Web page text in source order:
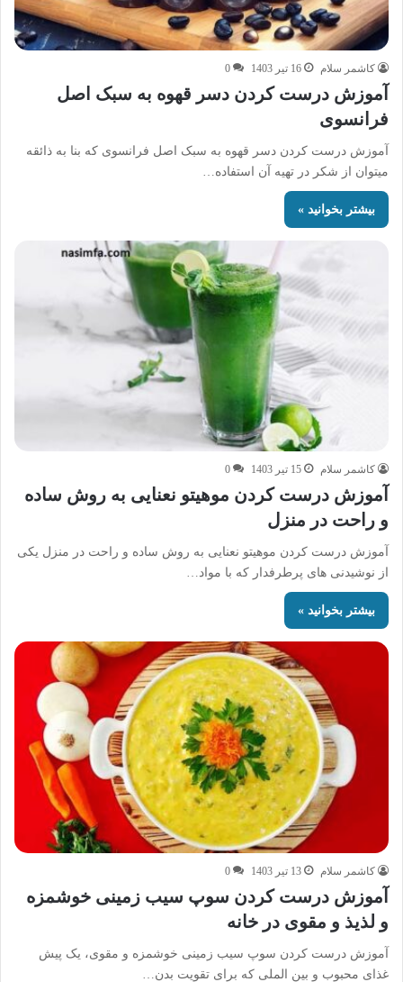
کاشمر سلام 16 تیر 1403 0
آموزش درست کردن دسر قهوه به سبک اصل
فرانسوی
آموزش درست کردن دسر قهوه به سبک اصل فرانسوی که بنا به ذائقه
میتوان از شکر در تهیه آن استفاده…
بیشتر بخوانید »
کاشمر سلام 15 تیر 1403 0
آموزش درست کردن موهیتو نعنایی به روش ساده
و راحت در منزل
آموزش درست کردن موهیتو نعنایی به روش ساده و راحت در منزل یکی
از نوشیدنی های پرطرفدار که با مواد…
بیشتر بخوانید »
کاشمر سلام 13 تیر 1403 0
آموزش درست کردن سوپ سیب زمینی خوشمزه
و لذیذ و مقوی در خانه
آموزش درست کردن سوپ سیب زمینی خوشمزه و مقوی، یک پیش
غذای محبوب و بین الملی که برای تقویت بدن…